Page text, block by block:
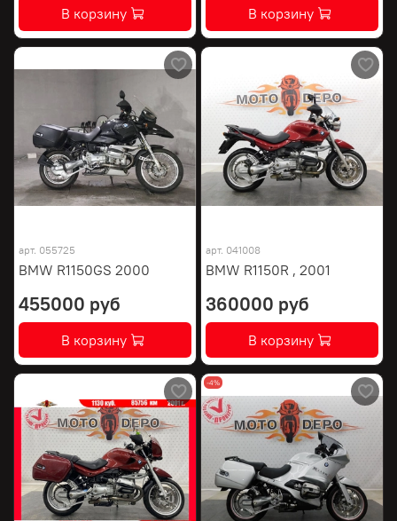
В корзину В корзину
арт. 055725
BMW R1150GS 2000
455000 руб
В корзину
арт. 041008
BMW R1150R , 2001
360000 руб
В корзину
-4%